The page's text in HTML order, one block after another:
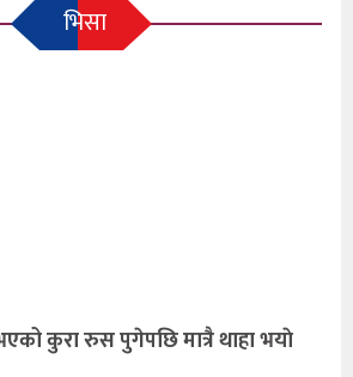
भिसा
कुरा रुस पुगेपछि मात्रै थाहा भयाे